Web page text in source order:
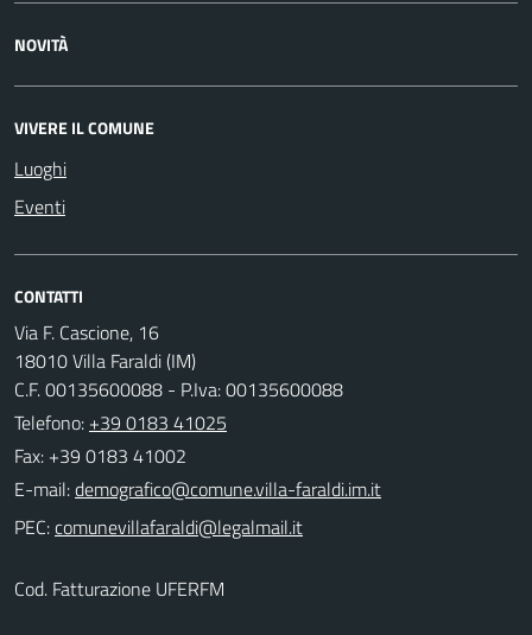
NOVITÀ
VIVERE IL COMUNE
Luoghi
Eventi
CONTATTI
Via F. Cascione, 16
18010 Villa Faraldi (IM)
C.F. 00135600088 - P.Iva: 00135600088
Telefono: +39 0183 41025
Fax: +39 0183 41002
E-mail:
PEC:
Cod. Fatturazione UFERFM